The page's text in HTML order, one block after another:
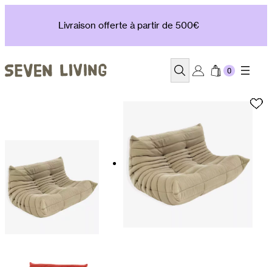
Livraison offerte à partir de 500€
Recherche